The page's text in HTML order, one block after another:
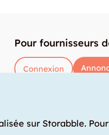
Pour fournisseurs
Connexion
sur Storabble.